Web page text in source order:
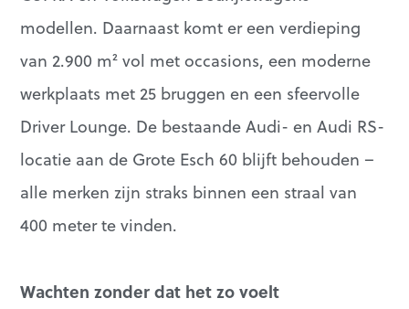
modellen. Daarnaast komt er een verdieping
van 2.900 m² vol met occasions, een moderne
werkplaats met 25 bruggen en een sfeervolle
Driver Lounge. De bestaande Audi- en Audi RS-
locatie aan de Grote Esch 60 blijft behouden –
alle merken zijn straks binnen een straal van
400 meter te vinden.
Wachten zonder dat het zo voelt